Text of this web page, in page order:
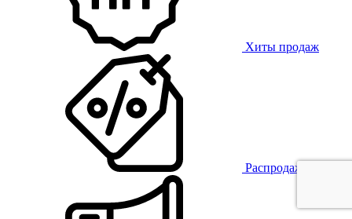
Хиты продаж
Распродажа